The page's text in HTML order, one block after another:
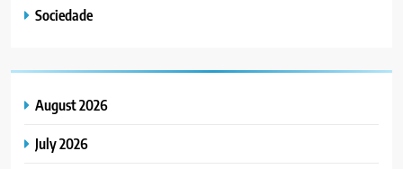
Sociedade
August 2026
July 2026